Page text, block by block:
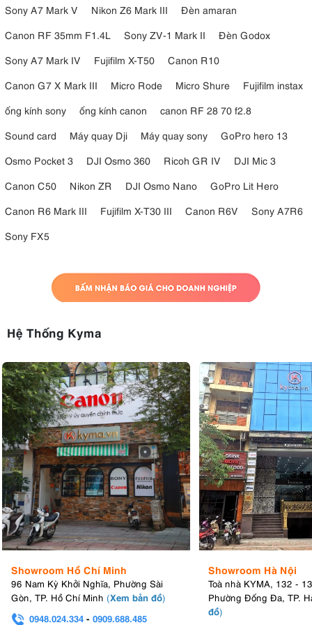
Sony A7 Mark V
Nikon Z6 Mark III
Đèn amaran
Canon RF 35mm F1.4L
Sony ZV-1 Mark II
Đèn Godox
Sony A7 Mark IV
Fujifilm X-T50
Canon R10
Canon G7 X Mark III
Micro Rode Micro Shure
Fujifilm instax
ống kính sony
ống kính canon
canon RF 28 70 f2.8
Sound card
Máy quay Dji Máy quay sony
GoPro hero 13
Osmo Pocket 3
DJI Osmo 360 Ricoh GR IV
DJI Mic 3
Canon C50
Nikon ZR DJI Osmo Nano
GoPro Lit Hero
Canon R6 Mark III
Fujifilm X-T30 III Canon R6V
Sony A7R6
Sony FX5
Hệ Thống Kyma
Showroom Hồ Chí Minh
96 Nam Kỳ Khởi Nghĩa, Phường Sài
Gòn, TP. Hồ Chí Minh (Xem bản đồ)
0948.024.334 - 0909.688.485
Showroom Hà Nội
Toà nhà KYMA, 132 -
Phường Đống Đa, TP.
đồ)